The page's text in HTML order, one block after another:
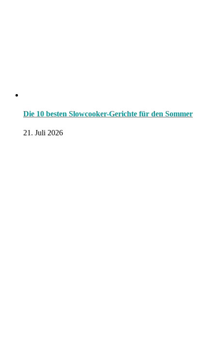
Die 10 besten Slowcooker-Gerichte für den Sommer
21. Juli 2026